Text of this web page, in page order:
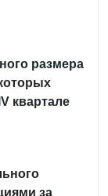
размера
квартале
за